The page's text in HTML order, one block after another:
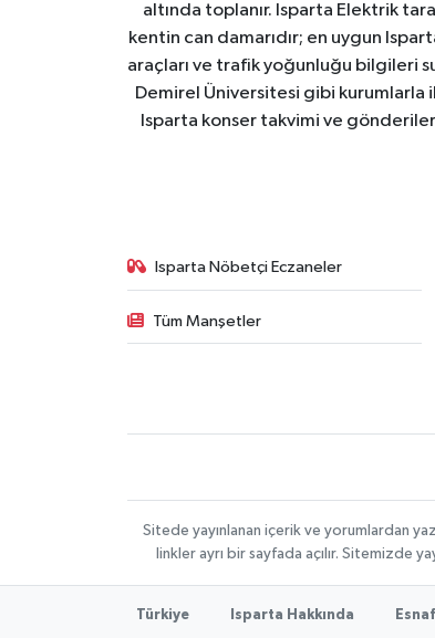
altında toplanır. Isparta Elektrik
kentin can damarıdır; en uygun
araçları ve trafik yoğunluğu bilgileri
Demirel Üniversitesi gibi kurumlarla
Isparta konser takvimi ve
Isparta Nöbetçi Eczaneler
Tüm Manşetler
Sitede yayınlanan içerik ve yorumlardan
linkler ayrı bir sayfada açılır. Sitemizde
Türkiye Isparta Hakkında